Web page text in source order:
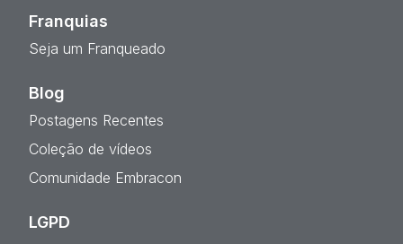
Franquias
Seja um Franqueado
Blog
Postagens Recentes
Coleção de vídeos
Comunidade Embracon
LGPD